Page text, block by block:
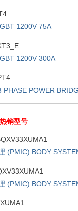
1200V 75A
1200V 300A
PHASE POWER
销型号
(PMIC) BODY
(PMIC) BODY